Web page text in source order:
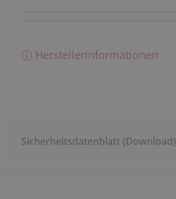
ⓘ Herstellerinformationen
Sicherheitsdatenblatt (Download)